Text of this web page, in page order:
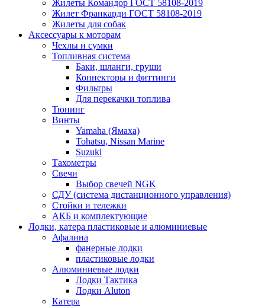
Жилеты Командор ГОСТ 58108-2019
Жилет Франкарди ГОСТ 58108-2019
Жилеты для собак
Аксессуары к моторам
Чехлы и сумки
Топливная система
Баки, шланги, груши
Коннекторы и фиттинги
Фильтры
Для перекачки топлива
Тюнинг
Винты
Yamaha (Ямаха)
Tohatsu, Nissan Marine
Suzuki
Тахометры
Свечи
Выбор свечей NGK
СДУ (система дистанционного управления)
Стойки и тележки
АКБ и комплектующие
Лодки, катера пластиковые и алюминиевые
Афалина
фанерные лодки
пластиковые лодки
Алюминиевые лодки
Лодки Тактика
Лодки Aluton
Катера